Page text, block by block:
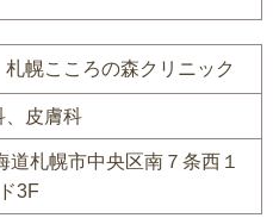
幌こころの森クリニック
、皮膚科
札幌市中央区南７条西１
3F